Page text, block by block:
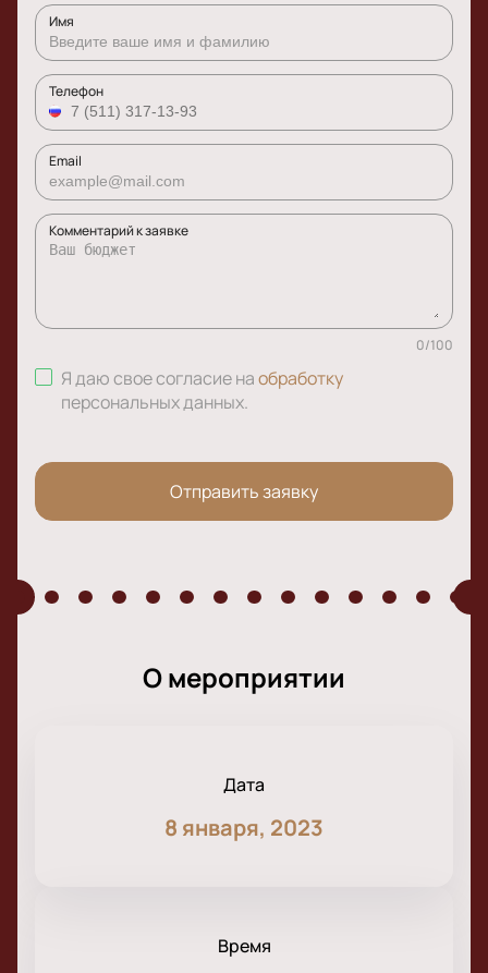
Имя
Телефон
Email
Комментарий к заявке
0/100
Я даю свое согласие наобработку
персональных данных.
Отправить заявку
О мероприятии
Дата
8 января, 2023
Время